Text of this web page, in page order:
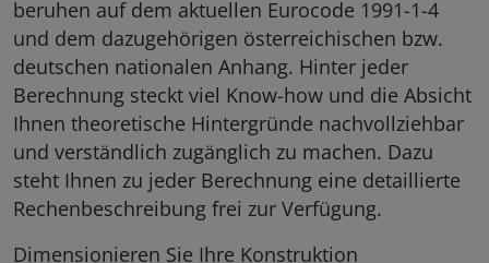
beruhen auf dem aktuellen Eurocode 1991-1-4
und dem dazugehörigen österreichischen bzw.
deutschen nationalen Anhang. Hinter jeder
Berechnung steckt viel Know-how und die Absicht
Ihnen theoretische Hintergründe nachvollziehbar
und verständlich zugänglich zu machen. Dazu
steht Ihnen zu jeder Berechnung eine detaillierte
Rechenbeschreibung frei zur Verfügung.
Dimensionieren Sie Ihre Konstruktion